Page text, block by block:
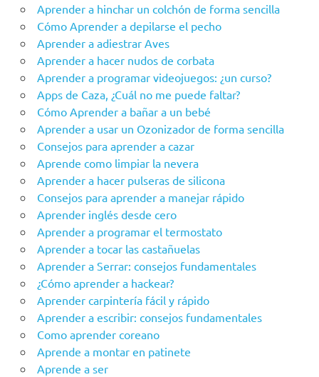
Aprender a hinchar un colchón de forma sencilla
Cómo Aprender a depilarse el pecho
Aprender a adiestrar Aves
Aprender a hacer nudos de corbata
Aprender a programar videojuegos: ¿un curso?
Apps de Caza, ¿Cuál no me puede faltar?
Cómo Aprender a bañar a un bebé
Aprender a usar un Ozonizador de forma sencilla
Consejos para aprender a cazar
Aprende como limpiar la nevera
Aprender a hacer pulseras de silicona
Consejos para aprender a manejar rápido
Aprender inglés desde cero
Aprender a programar el termostato
Aprender a tocar las castañuelas
Aprender a Serrar: consejos fundamentales
¿Cómo aprender a hackear?
Aprender carpintería fácil y rápido
Aprender a escribir: consejos fundamentales
Como aprender coreano
Aprende a montar en patinete
Aprende a ser